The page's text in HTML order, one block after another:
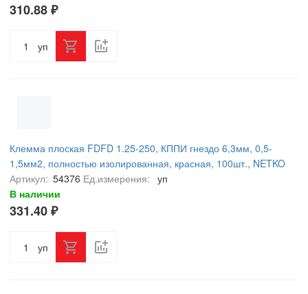
310.88 ₽
уп
Клемма плоская FDFD 1.25-250, КППИ гнездо 6,3мм, 0,5-
1,5мм2, полностью изолированная, красная, 100шт., NETKO
Optima
Артикул: 54376 Ед.измерения: уп
В наличии
331.40 ₽
уп